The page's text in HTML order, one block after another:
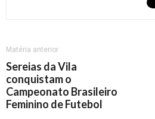
Matéria anterior
Sereias da Vila
conquistam o
Campeonato Brasileiro
Feminino de Futebol